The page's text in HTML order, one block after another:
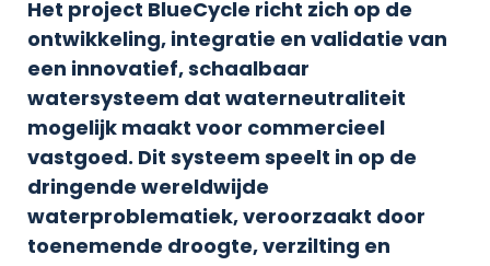
Het project BlueCycle richt zich op de
ontwikkeling, integratie en validatie van
een innovatief, schaalbaar
watersysteem dat waterneutraliteit
mogelijk maakt voor commercieel
vastgoed. Dit systeem speelt in op de
dringende wereldwijde
waterproblematiek, veroorzaakt door
toenemende droogte, verzilting en